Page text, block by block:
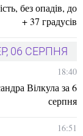
без опадів, до
+ 37 градусів
06 СЕРПНЯ
18:40
Вілкула за 6
серпня
16:51